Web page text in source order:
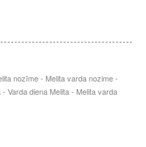
nozīme - Melita varda nozime -
Varda diena Melita - Melita varda